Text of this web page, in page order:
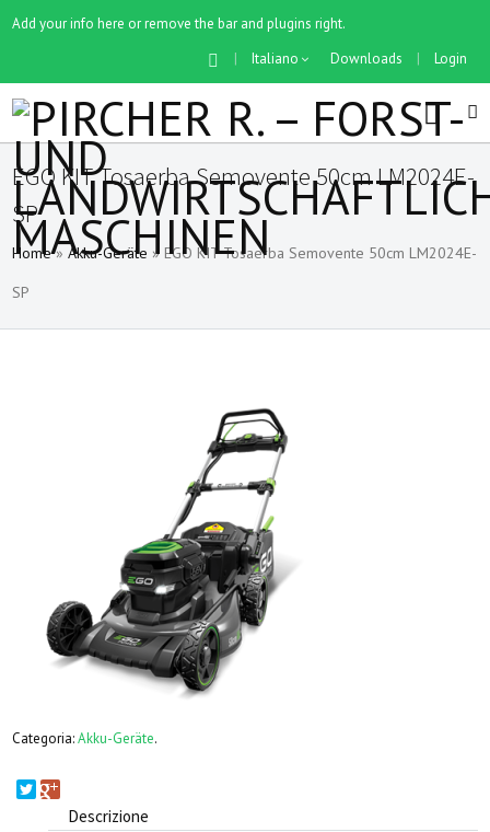
Add your info here or remove the bar and plugins right.
Downloads
| Login
| Italiano
EGO KIT Tosaerba Semovente 50cm LM2024E-
SP
Home » Akku-Geräte » EGO KIT Tosaerba Semovente 50cm LM2024E-
SP
Categoria:Akku-Geräte.
Descrizione